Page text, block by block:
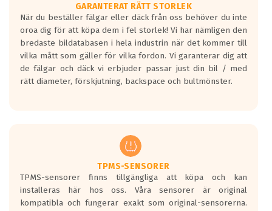
rullmotståndets ljud överträffa
motorljudet.
På däckmärkningen kommer det finnas
en symbol av ett däck med vågar. Hög
bullernivå markeras med svarta vågor
medans de vita vågorna påvisar om det är
ett tyst däck.
regelverket som introduceras år 2016.
Ett däck med två svarta vågor är redan
godkända för år 2016 nya regelverk.
Ett däck med en svart våg kommer vara
minst tre decibel tystare än det
regelverk som börjar gälla 2016.
GARANTERAT RÄTT STORLEK
När du beställer fälgar eller däck från oss behöver du inte
oroa dig för att köpa dem i fel storlek! Vi har nämligen den
bredaste bildatabasen i hela industrin när det kommer till
vilka mått som gäller för vilka fordon. Vi garanterar dig att
de fälgar och däck vi erbjuder passar just din bil / med
rätt diameter, förskjutning, backspace och bultmönster.
TPMS-SENSORER
TPMS-sensorer finns tillgängliga att köpa och kan
installeras här hos oss. Våra sensorer är original
kompatibla och fungerar exakt som original-sensorerna.